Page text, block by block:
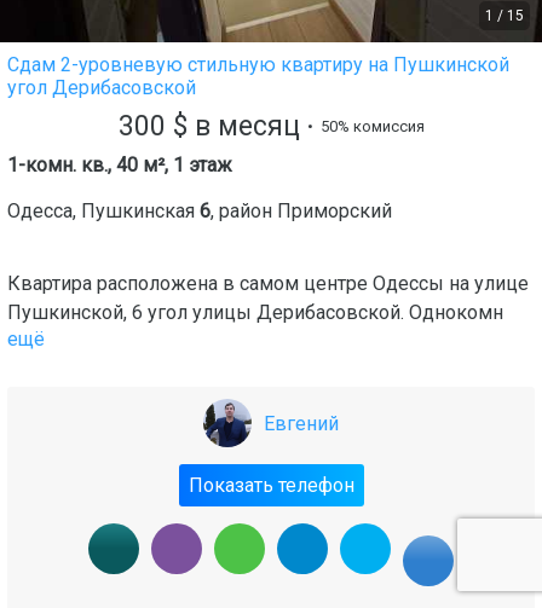
1 / 15
Сдам 2-уровневую стильную квартиру на Пушкинской
угол Дерибасовской
300 $ в месяц • 50% комиссия
1-комн. кв., 40 м², 1 этаж
Одесса, Пушкинская 6, район Приморский
Квартира расположена в самом центре Одессы на улице
Пушкинской, 6 угол улицы Дерибасовской. Однокомн
ещё
Евгений
Показать телефон